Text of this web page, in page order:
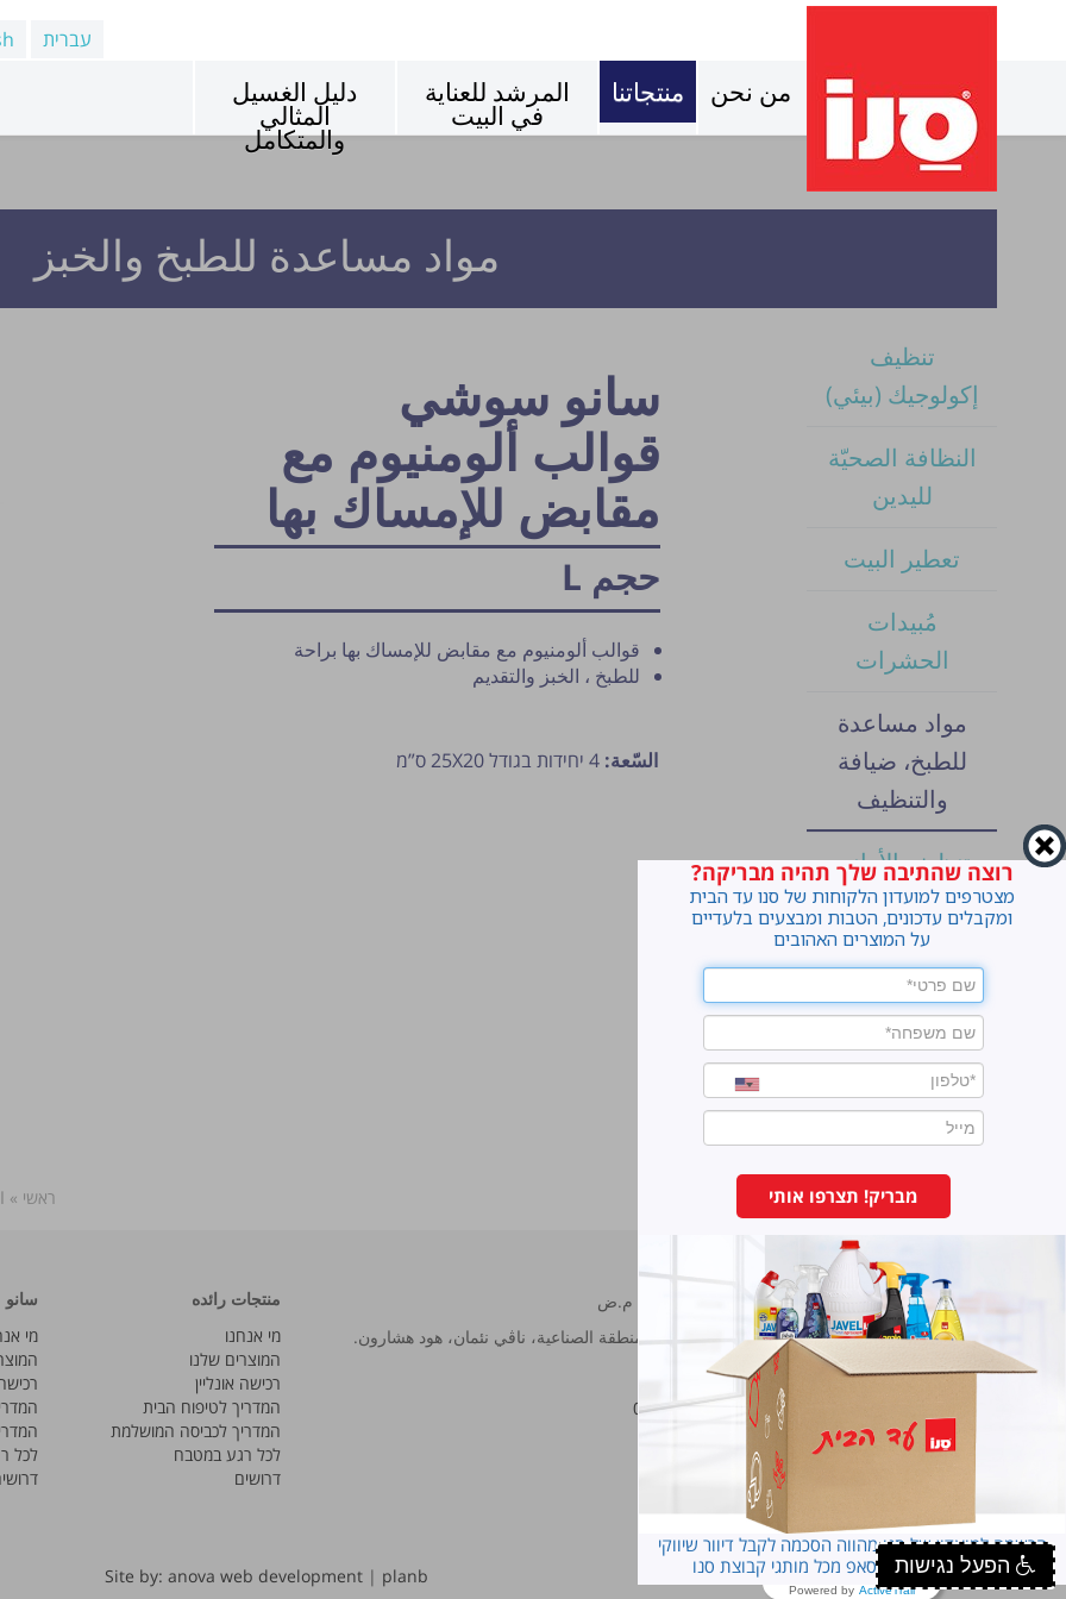
הפעל נגישות
עברית
من نحن منتجاتنا المرشد للعناية
في البيت
دليل الغسيل
المثالي
والمتكامل
مواد مساعدة للطبخ والخبز
تنظيف
إكولوجيك (بيئي)
النظافة الصحيّة
لليدين
تعطير البيت
مُبيدات
الحشرات
مواد مساعدة
للطبخ، ضيافة
والتنظيف
تنظيف الأواني
تنظيف البيت
منتجات ورق
غسيل
طاردة للباعوض
سانو سوشي
قوالب ألومنيوم مع
مقابض للإمساك بها
حجم L
قوالب ألومنيوم مع مقابض للإمساك بها براحة
للطبخ ، الخبز والتقديم
السّعة: 4 יחידות בגודל 25X20 ס”מ
ראשי »
سانو مصانع برونوس م.ض
شارع هحراش 11 المنطقة الصناعية، ناڨي نئمان، هود هشارون.
هاتف:7473222-09
فاكس:
7473233-09
منتجات رائده
מי אנחנו
המוצרים שלנו
רכישה אונליין
המדריך לטיפוח הבית
המדריך לכביסה המושלמת
לכל רגע במטבח
דרושים
سانو
מי
לכל
סנו פרופשיונל
Site by: anova web development | planb
רוצה שהתיבה שלך תהיה מבריקה?
מצטרפים למועדון הלקוחות של סנו עד הבית
ומקבלים עדכונים, הטבות ומבצעים בלעדיים
על המוצרים האהובים
מבריק! תצרפו אותי
הרשמה למועדון של סנו מהווה הסכמה לקבל דיוור שיווקי
במייל ובסמס ובוואטסאפ מכל מותגי קבוצת סנו
Powered by ActiveTrail